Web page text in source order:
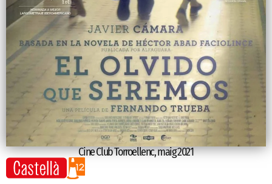
Cine Club Torroellenc,maig 2021